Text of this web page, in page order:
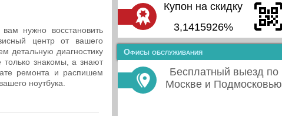
нужно восстановить
центр от вашего
детальную диагностику
знакомы, а знают
ремонта и распишем
ноутбука.
Купон на скидку
3,1415926%
Офисы обслуживания
Бесплатный выезд по
Москве и Подмосковью